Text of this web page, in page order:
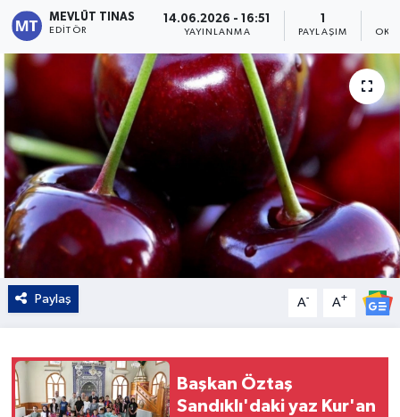
MEVLÜT TINAS
EDITÖR
14.06.2026 - 16:51
YAYINLANMA PAYLAŞIM
Paylaş A- A+
Başkan Öztaş
Sandıklı'daki yaz Kur'an
Teknoloji
Kültür - Sanat
Yaşam
Haber Arşivi